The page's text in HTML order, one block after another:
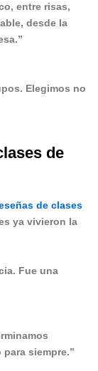
entre risas,
desde la
Elegimos no
de
de clases
ya vivieron la
Fue una
siempre.”